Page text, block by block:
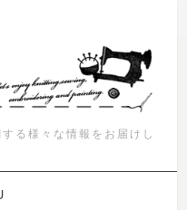
る様々な情報をお届けし